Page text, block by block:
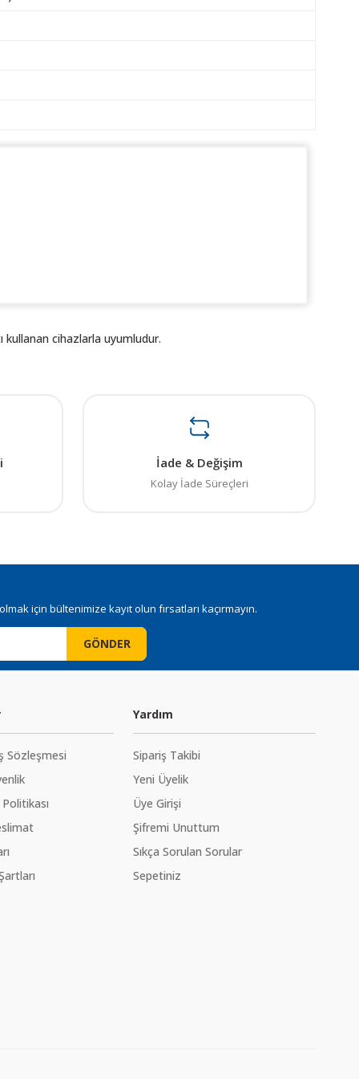
kullanan cihazlarla uyumludur.
İade & Değişim
Kolay İade Süreçleri
için bültenimize kayıt olun fırsatları kaçırmayın.
GÖNDER
Sözleşmesi
Yardım
Sipariş Takibi
Yeni Üyelik
Üye Girişi
Şifremi Unuttum
Sıkça Sorulan Sorular
Sepetiniz